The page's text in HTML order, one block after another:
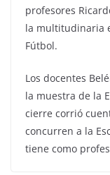
profesores
la multitudinaria
Fútbol.
Los docentes
la muestra de la
cierre corrió
concurren a la
tiene como